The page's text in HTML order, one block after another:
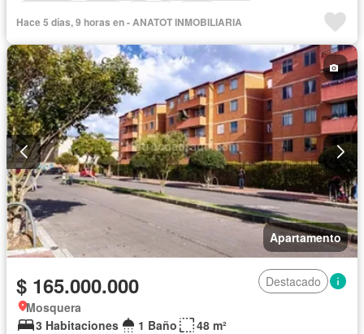
Hace 5 días, 9 horas en - ANATOT INMOBILIARIA
Apartamento
$ 165.000.000
Destacado
Mosquera
3 Habitaciones
1 Baño 48 m²